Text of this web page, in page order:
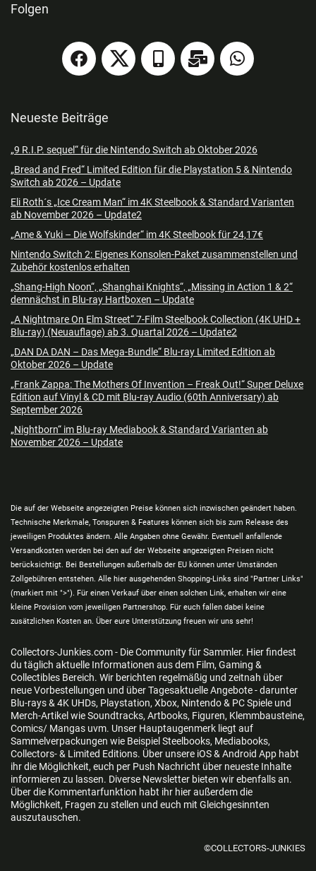
Folgen
Neueste Beiträge
„9 R.I.P. sequel“ für die Nintendo Switch ab Oktober 2026
„Bread and Fred“ Limited Edition für die Playstation 5 & Nintendo
Switch ab 2026 – Update
Eli Roth´s „Ice Cream Man“ im 4K Steelbook & Standard Varianten
ab November 2026 – Update2
„Ame & Yuki – Die Wolfskinder“ im 4K Steelbook für 24,17€
Nintendo Switch 2: Eigenes Konsolen-Paket zusammenstellen und
Zubehör kostenlos erhalten
„Shang-High Noon“, „Shanghai Knights“, „Missing in Action 1 & 2“
demnächst in Blu-ray Hartboxen – Update
„A Nightmare On Elm Street“ 7-Film Steelbook Collection (4K UHD +
Blu-ray) (Neuauflage) ab 3. Quartal 2026 – Update2
„DAN DA DAN – Das Mega-Bundle“ Blu-ray Limited Edition ab
Oktober 2026 – Update
„Frank Zappa: The Mothers Of Invention – Freak Out!“ Super Deluxe
Edition auf Vinyl & CD mit Blu-ray Audio (60th Anniversary) ab
September 2026
„Nightborn“ im Blu-ray Mediabook & Standard Varianten ab
November 2026 – Update
Die auf der Webseite angezeigten Preise können sich inzwischen geändert haben.
Technische Merkmale, Tonspuren & Features können sich bis zum Release des
jeweiligen Produktes ändern. Alle Angaben ohne Gewähr. Eventuell anfallende
Versandkosten werden bei den auf der Webseite angezeigten Preisen nicht
berücksichtigt. Bei Bestellungen außerhalb der EU können unter Umständen
Zollgebühren entstehen. Alle hier ausgehenden Shopping-Links sind "Partner Links"
(markiert mit ">"). Für einen Verkauf über einen solchen Link, erhalten wir eine
kleine Provision vom jeweiligen Partnershop. Für euch fallen dabei keine
zusätzlichen Kosten an. Über eure Unterstützung freuen wir uns sehr!
Collectors-Junkies.com - Die Community für Sammler. Hier findest
du täglich aktuelle Informationen aus dem Film, Gaming &
Collectibles Bereich. Wir berichten regelmäßig und zeitnah über
neue Vorbestellungen und über Tagesaktuelle Angebote - darunter
Blu-rays & 4K UHDs, Playstation, Xbox, Nintendo & PC Spiele und
Merch-Artikel wie Soundtracks, Artbooks, Figuren, Klemmbausteine,
Comics/ Mangas uvm. Unser Hauptaugenmerk liegt auf
Sammelverpackungen wie Beispiel Steelbooks, Mediabooks,
Collectors- & Limited Editions. Über unsere iOS & Android App habt
ihr die Möglichkeit, euch per Push Nachricht über neueste Inhalte
informieren zu lassen. Diverse Newsletter bieten wir ebenfalls an.
Über die Kommentarfunktion habt ihr hier außerdem die
Möglichkeit, Fragen zu stellen und euch mit Gleichgesinnten
auszutauschen.
©COLLECTORS-JUNKIES